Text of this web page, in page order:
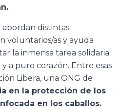
abordan distintas
voluntarios/as y ayuda
la inmensa tarea solidaria
a puro corazón. Entre esas
Libera, una ONG de
en la protección de los
en los caballos.